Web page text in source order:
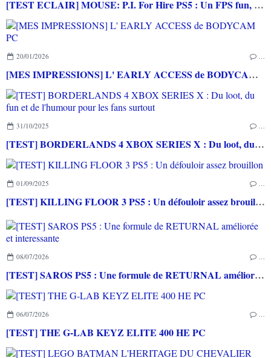
[TEST ECLAIR] MOUSE: P.I. For Hire PS5 : Un FPS fun, exigeant et cartoonesque
20/01/2026
[MES IMPRESSIONS] L' EARLY ACCESS de BODYCAM PC
31/10/2025
[TEST] BORDERLANDS 4 XBOX SERIES X : Du loot, du fun et de l'humour pour les fans surtout
01/09/2025
[TEST] KILLING FLOOR 3 PS5 : Un défouloir assez brouillon
08/07/2026
[TEST] SAROS PS5 : Une formule de RETURNAL améliorée et interessante
06/07/2026
[TEST] THE G-LAB KEYZ ELITE 400 HE PC